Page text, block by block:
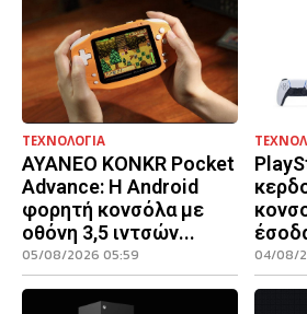
ΤΕΧΝΟΛΟΓΙΑ
AYANEO KONKR Pocket
Advance: Η Android
φορητή κονσόλα με
οθόνη 3,5 ιντσών...
05/08/2026 05:59 04/08/